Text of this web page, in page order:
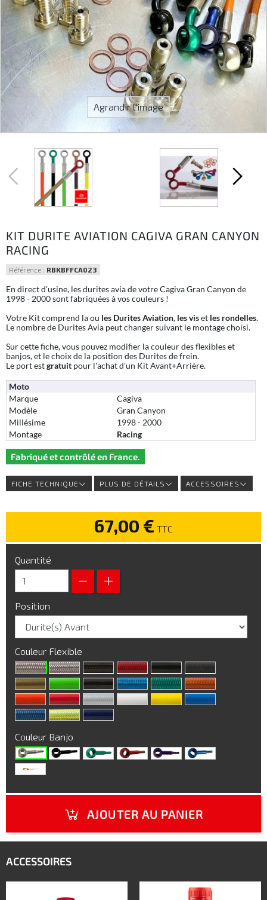
Agrandir l'image
KIT DURITE AVIATION CAGIVA GRAN CANYON
RACING
Référence : RBKBFFCA023
En direct d'usine, les durites avia de votre Cagiva Gran Canyon de
1998 - 2000 sont fabriquées à vos couleurs !
Votre Kit comprend la ou les Durites Aviation, les viset les rondelles.
Le nombre de Durites Avia peut changer suivant le montage choisi.
Sur cette fiche, vous pouvez modifier la couleur des flexibles et
banjos, et le choix de la position des Durites de frein.
Le port estgratuit pour l'achat d'un Kit Avant+Arrière.
Moto
Marque
Cagiva
Modèle
Gran Canyon
Millésime
1998 - 2000
Montage
Racing
Fabriqué et contrôlé en France.
FICHE TECHNIQUE PLUS DE DÉTAILS ACCESSOIRES
67,00 € TTC
Quantité
Position
Couleur Flexible
Couleur Banjo
AJOUTER AU PANIER
ACCESSOIRES